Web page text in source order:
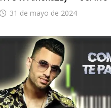
31 de mayo de 2024